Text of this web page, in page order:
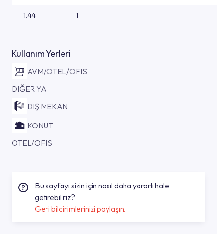
1.44 1
Kullanım Yerleri
AVM/OTEL/OFIS
DIĞER YA
DIŞ MEKAN
KONUT
OTEL/OFIS
Bu sayfayı sizin için nasıl daha yararlı hale
getirebiliriz?
Geri bildirimlerinizi paylaşın.